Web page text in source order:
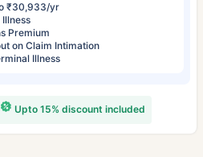
₹30,933/yr
Premium
on Claim Intimation
Illness
Upto 15% discount included